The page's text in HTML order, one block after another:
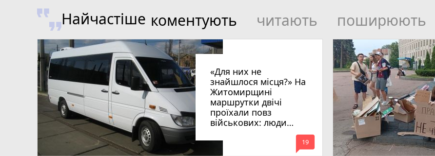
Найчастіше коментують читають поширюють
«Для них не
знайшлося місця?» На
Житомирщині
маршрутки двічі
проїхали повз
військових: люди
вимагають покарати
винних
mode_comment
19